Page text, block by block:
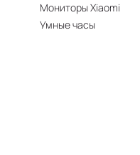
Мониторы Xiaomi
Умные часы